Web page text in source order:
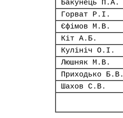
Бакунець П.А.
Горват Р.І.
Єфімов М.В.
Кіт А.Б.
Кулініч О.І.
Люшняк М.В.
Приходько Б.В.
Шахов С.В.